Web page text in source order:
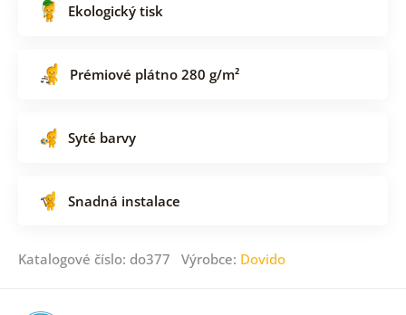
Ekologický tisk
Prémiové plátno 280 g/m²
Syté barvy
Snadná instalace
Katalogové číslo: do377 Výrobce: Dovido